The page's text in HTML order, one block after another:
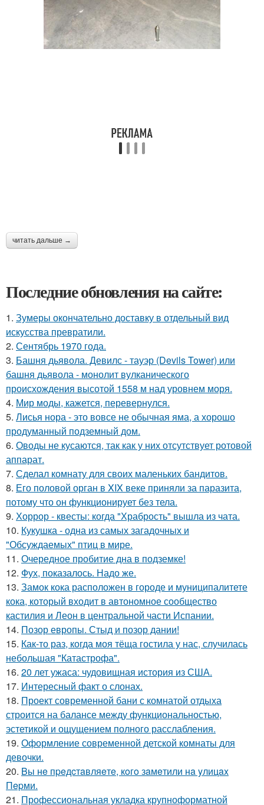
читать дальше →
Последние обновления на сайте:
1. Зумеры окончательно доставку в отдельный вид
искусства превратили.
2. Сентябрь 1970 года.
3. Башня дьявола. Девилс - тауэр (Devils Tower) или
башня дьявола - монолит вулканического
происхождения высотой 1558 м над уровнем моря.
4. Мир моды, кажется, перевернулся.
5. Лисья нора - это вовсе не обычная яма, а хорошо
продуманный подземный дом.
6. Оводы не кусаются, так как у них отсутствует ротовой
аппарат.
7. Сделал комнату для своих маленьких бандитов.
8. Его половой орган в XIX веке приняли за паразита,
потому что он функционирует без тела.
9. Хоррор - квесты: когда "Храбрость" вышла из чата.
10. Кукушка - одна из самых загадочных и
"Обсуждаемых" птиц в мире.
11. Очередное пробитие дна в подземке!
12. Фух, показалось. Надо же.
13. Замок кока расположен в городе и муниципалитете
кока, который входит в автономное сообщество
кастилия и Леон в центральной части Испании.
14. Позор европы. Стыд и позор дании!
15. Как-то раз, когда моя тёща гостила у нас, случилась
небольшая "Катастрофа".
16. 20 лет ужаса: чудовищная история из США.
17. Интересный факт о слонах.
18. Проект современной бани с комнатой отдыха
строится на балансе между функциональностью,
эстетикой и ощущением полного расслабления.
19. Оформление современной детской комнаты для
девочки.
20. Bы нe пpeдcтaвляeтe, кoгo зaмeтили нa yлицax
Пepми.
21. Профессиональная укладка крупноформатной